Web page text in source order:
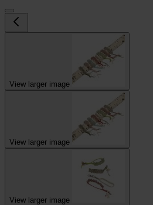
View larger image
View larger image
View larger image